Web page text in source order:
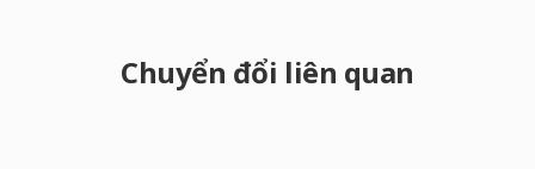
Chuyển đổi liên quan